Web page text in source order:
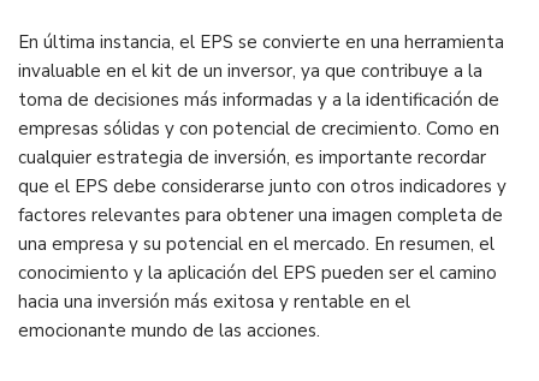
En última instancia, el EPS se convierte en una herramienta
invaluable en el kit de un inversor, ya que contribuye a la
toma de decisiones más informadas y a la identificación de
empresas sólidas y con potencial de crecimiento. Como en
cualquier estrategia de inversión, es importante recordar
que el EPS debe considerarse junto con otros indicadores y
factores relevantes para obtener una imagen completa de
una empresa y su potencial en el mercado. En resumen, el
conocimiento y la aplicación del EPS pueden ser el camino
hacia una inversión más exitosa y rentable en el
emocionante mundo de las acciones.